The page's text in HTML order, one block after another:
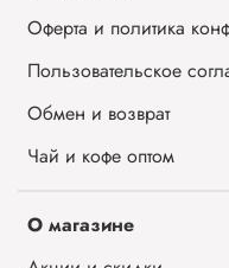
Оферта и политика
Пользовательское
Обмен и возврат
Чай и кофе оптом
О магазине